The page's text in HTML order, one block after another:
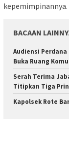
kepemimpinannya.
BACAAN
Audiensi
Buka Ruang
Serah Terima
Titipkan Tiga
Kapolsek Rote